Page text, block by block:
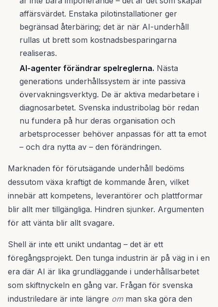
affärsvärdet. Enstaka pilotinstallationer ger
begränsad återbäring; det är när AI-underhåll
rullas ut brett som kostnadsbesparingarna
realiseras.
AI-agenter förändrar spelreglerna. Nästa
generations underhållssystem är inte passiva
övervakningsverktyg. De är aktiva medarbetare i
diagnosarbetet. Svenska industribolag bör redan
nu fundera på hur deras organisation och
arbetsprocesser behöver anpassas för att ta emot
– och dra nytta av – den förändringen.
Marknaden för förutsägande underhåll bedöms
dessutom växa kraftigt de kommande åren, vilket
innebär att kompetens, leverantörer och plattformar
blir allt mer tillgängliga. Hindren sjunker. Argumenten
för att vänta blir allt svagare.
Shell är inte ett unikt undantag – det är ett
föregångsprojekt. Den tunga industrin är på väg in i en
era där AI är lika grundläggande i underhållsarbetet
som skiftnyckeln en gång var. Frågan för svenska
industriledare är inte längre omman ska göra den